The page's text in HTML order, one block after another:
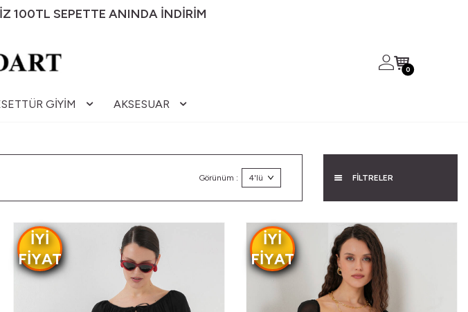
100TL SEPETTE ANINDA İNDİRİM
0
GIYIM AKSESUAR
Görünüm : FİLTRELER
IYI
FIYAT
IYI
FIYAT